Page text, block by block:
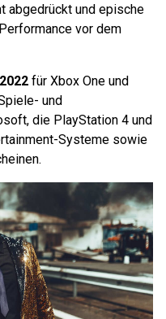
abgedrückt und epische
vor dem
für Xbox One und
und
die PlayStation 4 und
Systeme sowie